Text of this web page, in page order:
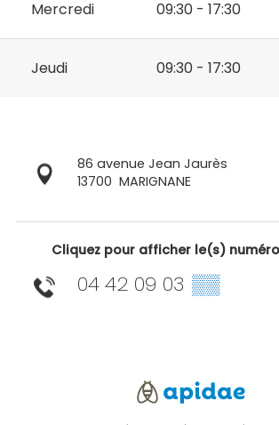
Mercredi 09:30 - 17:30
Jeudi 09:30 - 17:30
86 avenue Jean Jaurès
13700 MARIGNANE
Cliquez pour afficher le(s)
04 42 09 03 ▒▒